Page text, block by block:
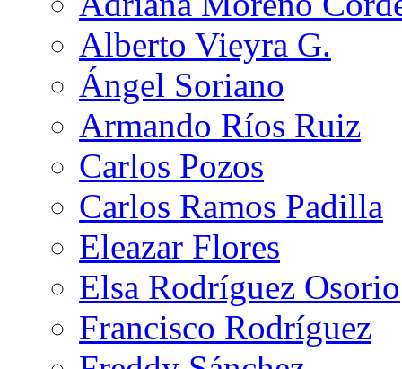
Alberto Vieyra G.
Ángel Soriano
Armando Ríos Ruiz
Carlos Pozos
Carlos Ramos Padilla
Eleazar Flores
Elsa Rodríguez Osorio
Francisco Rodríguez